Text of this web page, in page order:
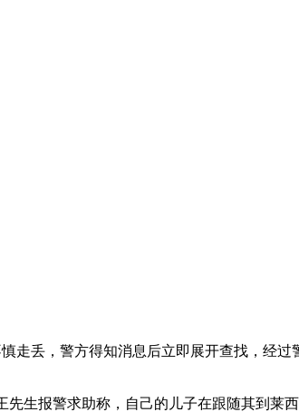
走丢，警方得知消息后立即展开查找，经
生报警求助称，自己的儿子在跟随其到莱